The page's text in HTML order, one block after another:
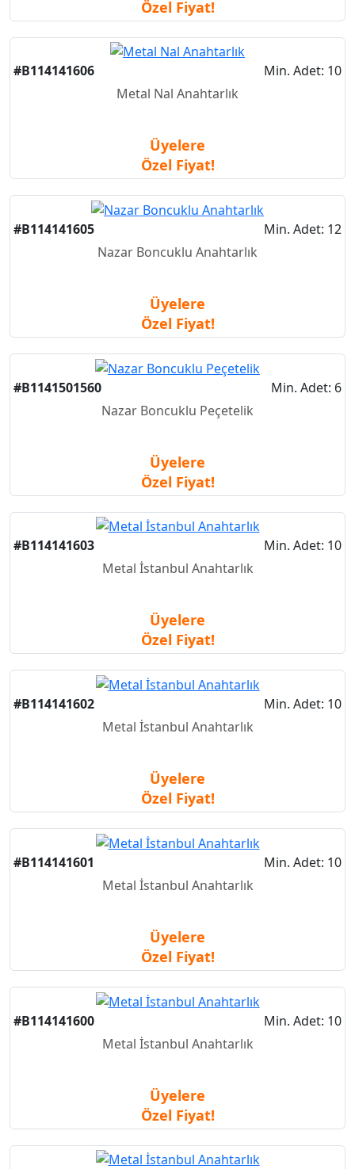
Özel Fiyat!
#B114141606
Min. Adet: 10
Metal Nal Anahtarlık
Üyelere
Özel Fiyat!
#B114141605
Min. Adet: 12
Nazar Boncuklu Anahtarlık
Üyelere
Özel Fiyat!
#B1141501560
Min. Adet: 6
Nazar Boncuklu Peçetelik
Üyelere
Özel Fiyat!
#B114141603
Min. Adet: 10
Metal İstanbul Anahtarlık
Üyelere
Özel Fiyat!
#B114141602
Min. Adet: 10
Metal İstanbul Anahtarlık
Üyelere
Özel Fiyat!
#B114141601
Min. Adet: 10
Metal İstanbul Anahtarlık
Üyelere
Özel Fiyat!
#B114141600
Min. Adet: 10
Metal İstanbul Anahtarlık
Üyelere
Özel Fiyat!